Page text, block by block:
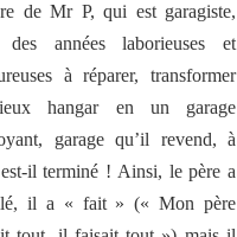
de Mr P, qui est garagiste,
des années laborieuses et
à réparer, transformer
hangar en un garage
garage qu’il revend, à
il terminé ! Ainsi, le père a
il a « fait » (« Mon père